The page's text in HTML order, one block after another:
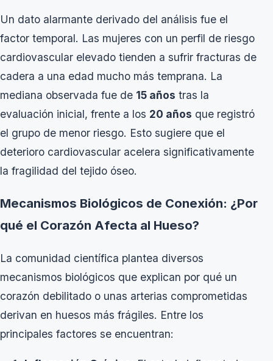
Un dato alarmante derivado del análisis fue el
factor temporal. Las mujeres con un perfil de riesgo
cardiovascular elevado tienden a sufrir fracturas de
cadera a una edad mucho más temprana. La
mediana observada fue de 15 años tras la
evaluación inicial, frente a los 20 años que registró
el grupo de menor riesgo. Esto sugiere que el
deterioro cardiovascular acelera significativamente
la fragilidad del tejido óseo.
Mecanismos Biológicos de Conexión: ¿Por
qué el Corazón Afecta al Hueso?
La comunidad científica plantea diversos
mecanismos biológicos que explican por qué un
corazón debilitado o unas arterias comprometidas
derivan en huesos más frágiles. Entre los
principales factores se encuentran: